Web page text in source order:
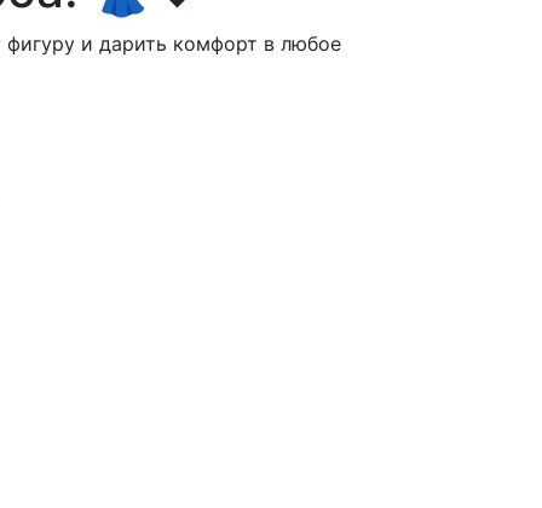
фигуру и дарить комфорт в любое